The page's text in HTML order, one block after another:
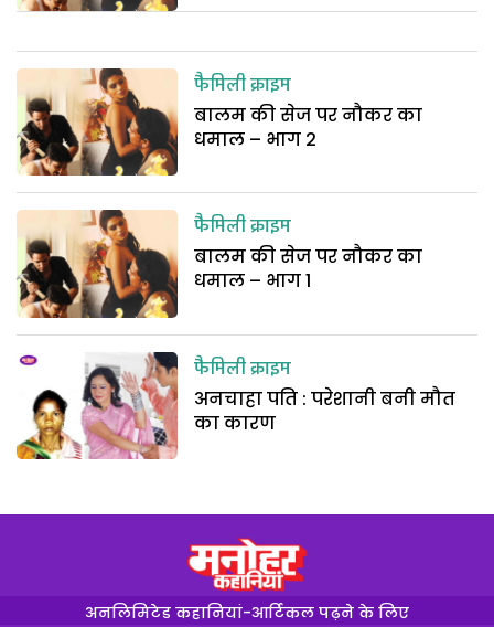
फैमिली क्राइम
बालम की सेज पर नौकर का
धमाल – भाग 2
फैमिली क्राइम
बालम की सेज पर नौकर का
धमाल – भाग 1
फैमिली क्राइम
अनचाहा पति : परेशानी बनी मौत
का कारण
अनलिमिटेड कहानियां-आर्टिकल पढ़ने के लिए